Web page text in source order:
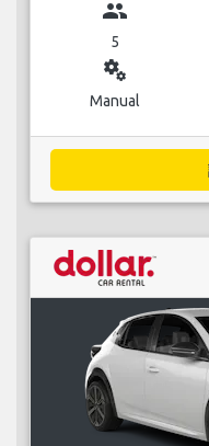
group
5
miscellaneous_services
Manual